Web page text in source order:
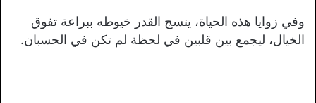
وفي زوايا هذه الحياة، ينسج القدر خيوطه ببراعة تفوق
الخيال، ليجمع بين قلبين في لحظة لم تكن في الحسبان.